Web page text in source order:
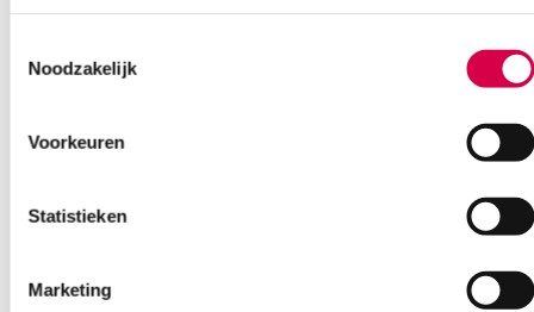
Noodzakelijk
Voorkeuren
Statistieken
Marketing